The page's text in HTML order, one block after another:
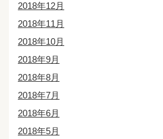
2018年12月
2018年11月
2018年10月
2018年9月
2018年8月
2018年7月
2018年6月
2018年5月